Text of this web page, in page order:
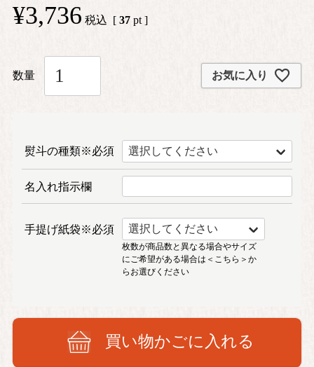
¥3,736 税込 [ 37 pt ]
お気に入り
買い物かごに入れる
熨斗の種類※必須
名入れ指示欄
手提げ紙袋※必須
枚数が商品数と異なる場合やサイズ
にご希望がある場合は ＜こちら＞か
らお選びください